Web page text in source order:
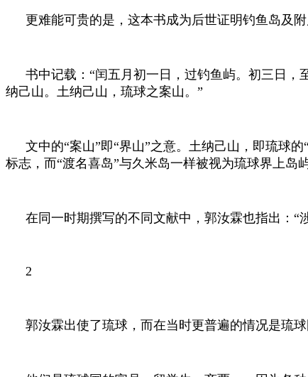
更难能可贵的是，这本书成为后世证明钓鱼岛及
书中记载：“闰五月初一日，过钓鱼屿。初三日
纳己山。土纳己山，琉球之案山。”
文中的“案山”即“界山”之意。土纳己山，即琉球
标志，而“渡名喜岛”与久米岛一样被视为琉球界上岛屿
在同一时期撰写的不同文献中，郭汝霖也指出：“
2
郭汝霖出使了琉球，而在当时更普遍的情况是琉球